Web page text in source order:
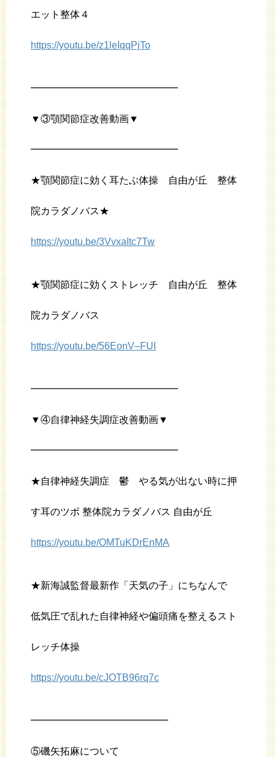
エット整体４
https://youtu.be/z1leIqqPjTo
━━━━━━━━━━━━━━━
▼③顎関節症改善動画▼
━━━━━━━━━━━━━━━
★顎関節症に効く耳たぶ体操 自由が丘 整体
院カラダノバス★
https://youtu.be/3VvxaItc7Tw
★顎関節症に効くストレッチ 自由が丘 整体
院カラダノバス
https://youtu.be/56EonV–FUI
━━━━━━━━━━━━━━━
▼④自律神経失調症改善動画▼
━━━━━━━━━━━━━━━
★自律神経失調症 鬱 やる気が出ない時に押
す耳のツボ 整体院カラダノバス 自由が丘
https://youtu.be/OMTuKDrEnMA
★新海誠監督最新作「天気の子」にちなんで
低気圧で乱れた自律神経や偏頭痛を整えるスト
レッチ体操
https://youtu.be/cJOTB96rq7c
━━━━━━━━━━━━━━
⑤磯矢拓麻について